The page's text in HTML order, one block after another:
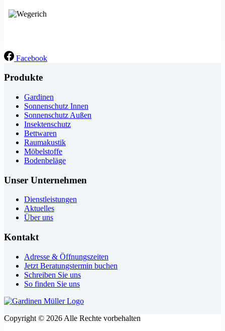
Facebook
Produkte
Gardinen
Sonnenschutz Innen
Sonnenschutz Außen
Insektenschutz
Bettwaren
Raumakustik
Möbelstoffe
Bodenbeläge
Unser Unternehmen
Dienstleistungen
Aktuelles
Über uns
Kontakt
Adresse & Öffnungszeiten
Jetzt Beratungstermin buchen
Schreiben Sie uns
So finden Sie uns
Copyright © 2026 Alle Rechte vorbehalten